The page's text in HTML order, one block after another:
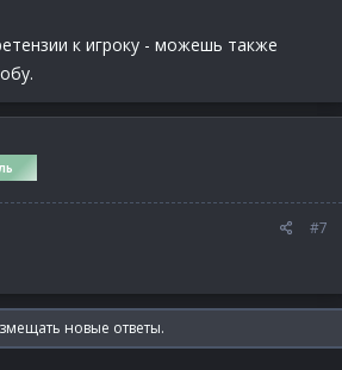
к игроку - можешь также
#7
новые ответы.